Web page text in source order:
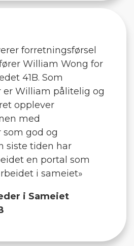
forretningsførsel
William Wong for
41B. Som
er William pålitelig og
opplever
med
god og
siste tiden har
en portal som
i sameiet»
i Sameiet